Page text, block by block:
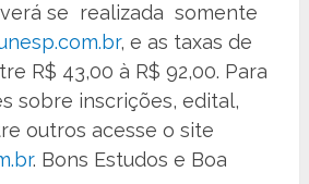
se realizada somente
, e as taxas de
R$ 43,00 à R$ 92,00. Para
sobre inscrições, edital,
outros acesse o site
. Bons Estudos e Boa